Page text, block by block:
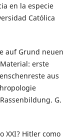
en la especie
Católica
auf Grund neuen
erste
aus
G.
XXI? Hitler como